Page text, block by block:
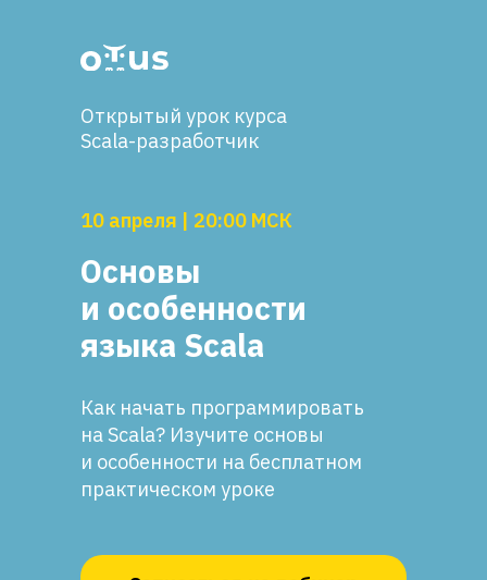
Основы
и особенности
языка Scala
Как начать программировать
на Scala? Изучите основы
и особенности на бесплатном
практическом уроке
Открытый урок курса
Scala-разработчик
10 апреля | 20:00 МСК